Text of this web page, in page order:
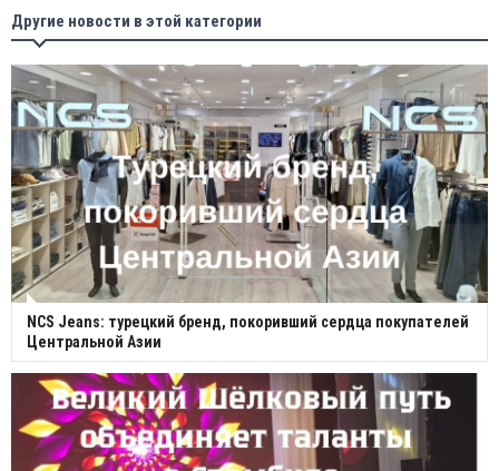
Другие новости в этой категории
NCS Jeans: турецкий бренд, покоривший сердца покупателей
Центральной Азии